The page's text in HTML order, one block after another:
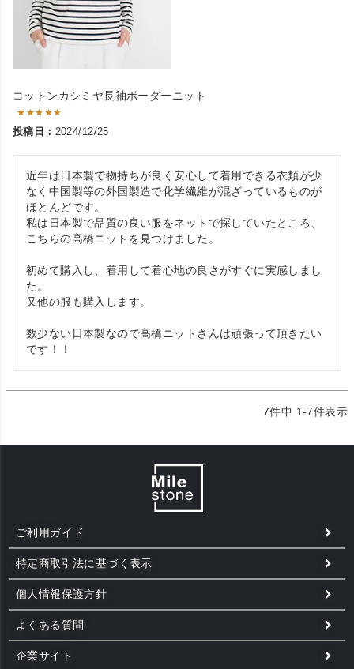
コットンカシミヤ長袖ボーダーニット
投稿日 2024/12/25
近年は日本製で物持ちが良く安心して着用できる衣類が少
なく中国製等の外国製造で化学繊維が混ざっているものが
ほとんどです。
私は日本製で品質の良い服をネットで探していたところ、
こちらの高橋ニットを見つけました。
初めて購入し、着用して着心地の良さがすぐに実感しまし
た。
又他の服も購入します。
数少ない日本製なので高橋ニットさんは頑張って頂きたい
です！！
7件中 1-7件表示
ご利用ガイド
特定商取引法に基づく表示
個人情報保護方針
よくある質問
企業サイト